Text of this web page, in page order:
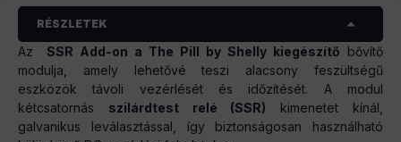
RÉSZLETEK
Az SSR Add-on a The Pill by Shelly kiegészítő bővítő
modulja, amely lehetővé teszi alacsony feszültségű
eszközök távoli vezérlését és időzítését. A modul
kétcsatornás szilárdtest relé (SSR) kimenetet kínál,
galvanikus leválasztással, így biztonságosan használható